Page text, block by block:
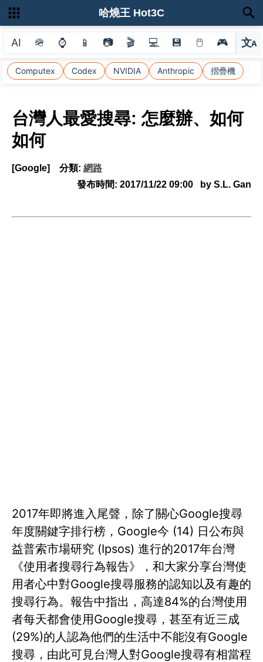
AI 🪖 ⌚ 📱 📷 🎬 💻 💾 🖱 🎮 文A
選
Computex Codex NVIDIA Anthropic 摺疊機
哈燒王 Hot3C
台灣人最愛搜尋: 怎麼辦、如何
如何
[Google] 分類: 網路
發布時間: 2017/11/22 09:00 by S.L. Gan
2017年即將進入尾聲，除了關心Google搜尋
年度關鍵字排行榜，Google今 (14) 日公布與
益普索市場研究 (Ipsos) 進行的2017年台灣
《使用者搜尋行為報告》，和大家分享台灣使
用者心中對Google搜尋服務的認知以及有趣的
搜尋行為。報告中指出，高達84%的台灣使用
者每天都會使用Google搜尋，甚至有近三成
(29%)的人認為他們的生活中不能沒有Google
搜尋，由此可見台灣人對Google搜尋有相當程